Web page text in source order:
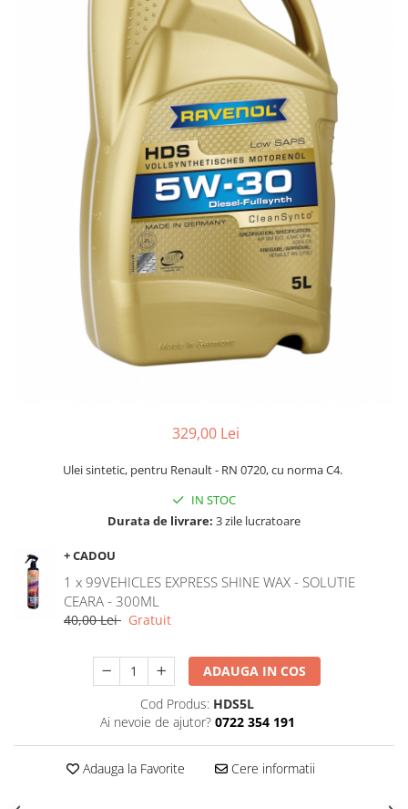
329,00 Lei
Ulei sintetic, pentru Renault - RN 0720, cu norma C4.
IN STOC
Durata de livrare: 3 zile lucratoare
+ CADOU
1 x 99VEHICLES EXPRESS SHINE WAX - SOLUTIE
CEARA - 300ML
40,00 Lei Gratuit
ADAUGA IN COS
Cod Produs: HDS5L
Ai nevoie de ajutor? 0722 354 191
Adauga la Favorite Cere informatii